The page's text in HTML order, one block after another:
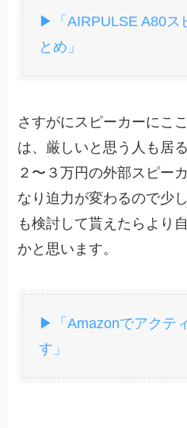
▶「AIRPULSE A80ス
とめ」
さすがにスピーカーにこ
は、厳しいと思う人も居
２〜３万円の外部スピー
なり迫力が変わるので少
も検討して貰えたらより
かと思います。
▶「Amazonでアクテ
す」